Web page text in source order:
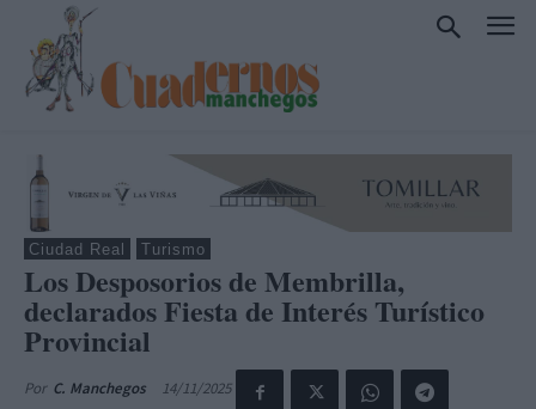
Ciudad Real Turismo
Los Desposorios de Membrilla,
declarados Fiesta de Interés Turístico
Provincial
Por C. Manchegos 14/11/2025